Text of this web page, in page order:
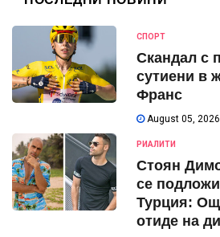
СПОРТ
Скандал с
сутиени в
Франс
August 05, 2026
РИАЛИТИ
Стоян
се
Турция:
отиде на